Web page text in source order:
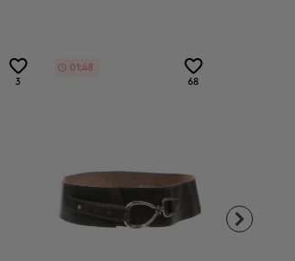
3 68
01:48